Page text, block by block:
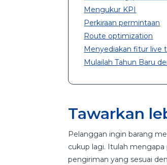
Mengukur KPI
Perkiraan permintaan
Route optimization
Menyediakan fitur live
Mulailah Tahun Baru
Tawarkan
Pelanggan ingin barang
cukup lagi. Itulah
pengiriman yang sesuai